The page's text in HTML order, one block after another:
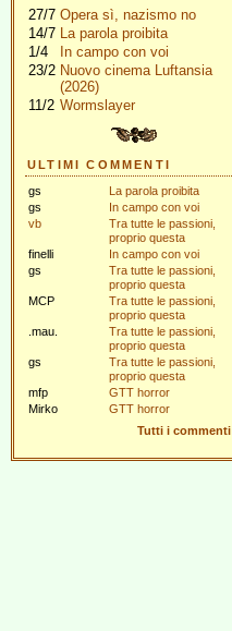
27/7 Opera sì, nazismo no
14/7 La parola proibita
1/4
In campo con voi
23/2 Nuovo cinema Luftansia
(2026)
11/2 Wormslayer
ULTIMI COMMENTI
gs
La parola proibita
gs
In campo con voi
vb
Tra tutte le passioni,
proprio questa
finelli
In campo con voi
gs
Tra tutte le passioni,
proprio questa
MCP
Tra tutte le passioni,
proprio questa
.mau.
Tra tutte le passioni,
proprio questa
gs
Tra tutte le passioni,
proprio questa
mfp
GTT horror
Mirko
GTT horror
Tutti i commenti